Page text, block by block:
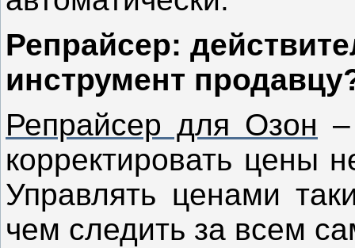
Репрайсер:
инструмент
Репрайсер для Озон
корректировать цены
Управлять ценами
чем следить за всем